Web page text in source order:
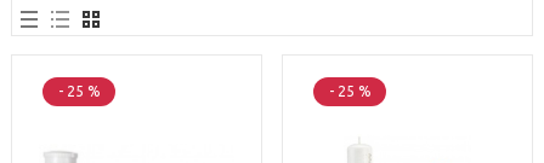
- 25 % - 25 %